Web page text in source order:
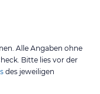
Alle Angaben ohne
Bitte lies vor der
des jeweiligen